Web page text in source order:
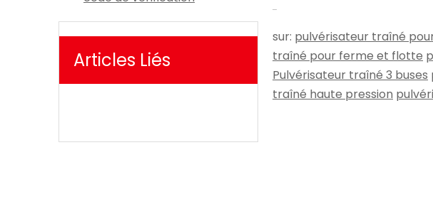
Articles Liés
sur: pulvérisateur traîné
traîné pour ferme et flotte
Pulvérisateur traîné 3 buses
traîné haute pression